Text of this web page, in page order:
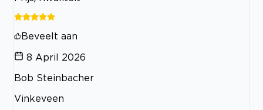
Beveelt aan
8 April 2026
Bob Steinbacher
Vinkeveen